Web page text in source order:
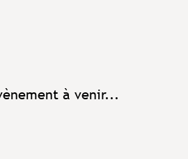
à venir...